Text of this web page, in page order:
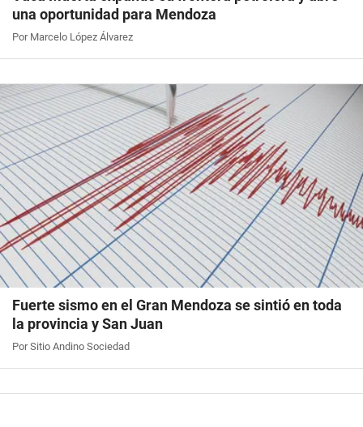
una oportunidad para Mendoza
Por Marcelo López Álvarez
Fuerte sismo en el Gran Mendoza se sintió en toda
la provincia y San Juan
Por Sitio Andino Sociedad